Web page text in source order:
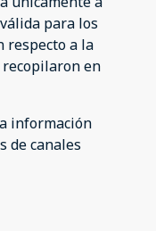
para los
respecto a la
en
información
de canales